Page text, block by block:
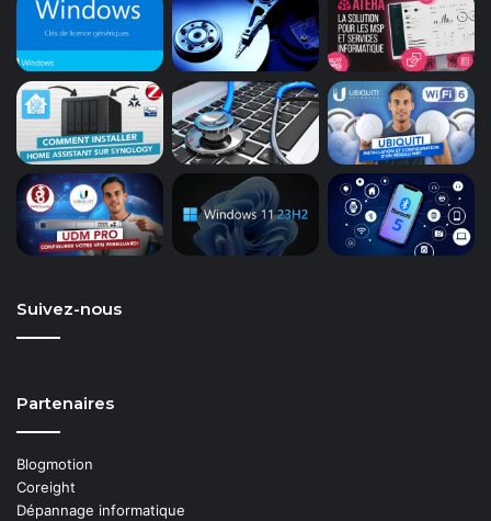
Suivez-nous
Partenaires
Blogmotion
Coreight
Dépannage informatique